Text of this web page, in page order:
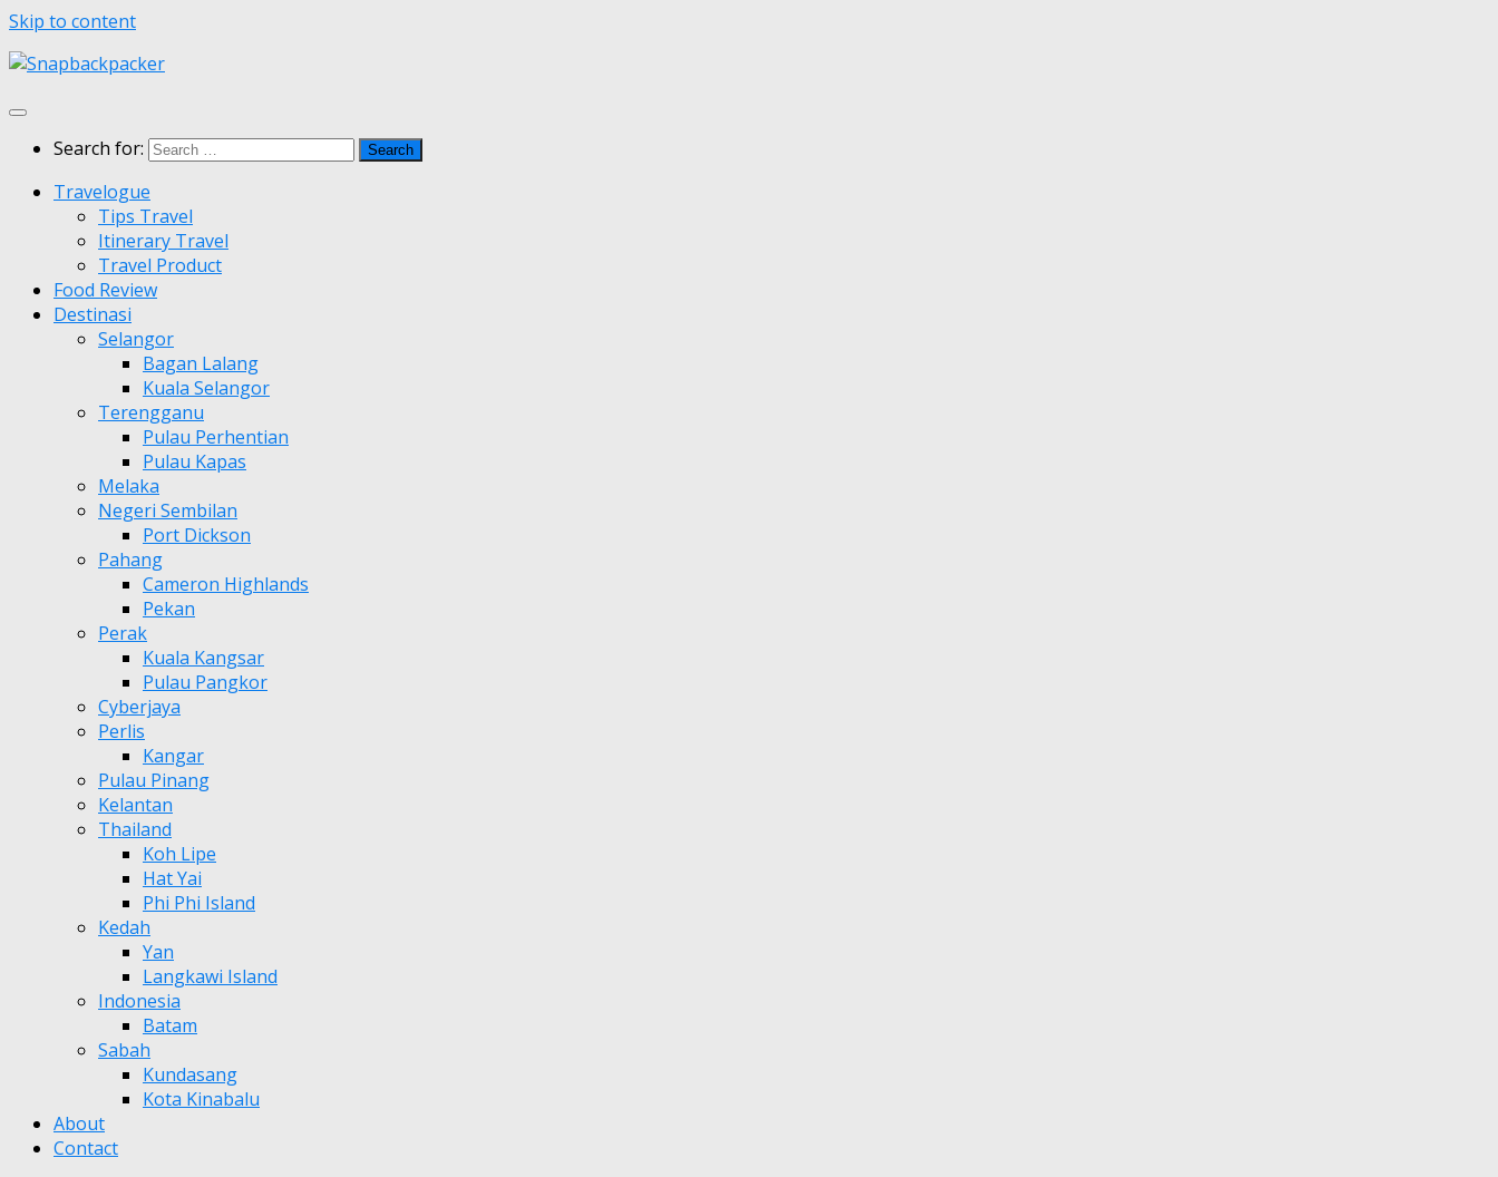
Skip to content
Search for:
Travelogue
Tips Travel
Itinerary Travel
Travel Product
Food Review
Destinasi
Selangor
Bagan Lalang
Kuala Selangor
Terengganu
Pulau Perhentian
Pulau Kapas
Melaka
Negeri Sembilan
Port Dickson
Pahang
Cameron Highlands
Pekan
Perak
Kuala Kangsar
Pulau Pangkor
Cyberjaya
Perlis
Kangar
Pulau Pinang
Kelantan
Thailand
Koh Lipe
Hat Yai
Phi Phi Island
Kedah
Yan
Langkawi Island
Indonesia
Batam
Sabah
Kundasang
Kota Kinabalu
About
Contact